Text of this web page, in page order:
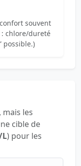
souvent
chlore/dureté
possible.)
, mais les
cible de
L) pour les